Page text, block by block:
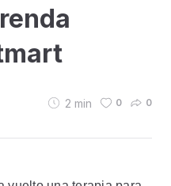
2 min 0 0